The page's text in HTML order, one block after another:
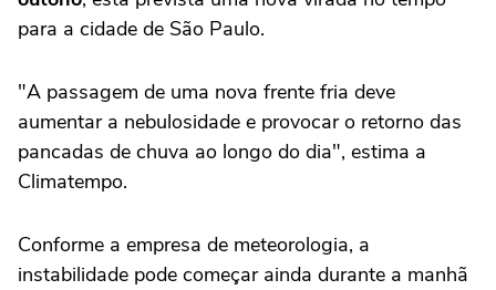
para a cidade de São Paulo.
"A passagem de uma nova frente fria deve
aumentar a nebulosidade e provocar o retorno das
pancadas de chuva ao longo do dia", estima a
Climatempo.
Conforme a empresa de meteorologia, a
instabilidade pode começar ainda durante a manhã